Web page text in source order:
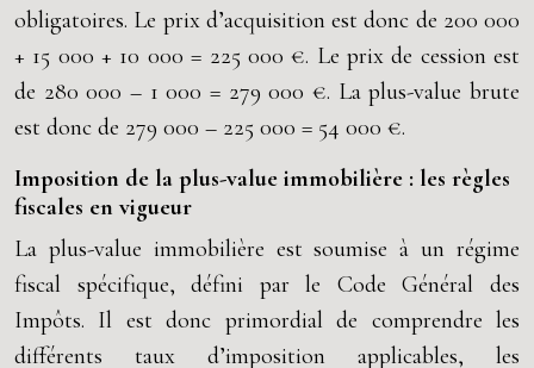
obligatoires. Le prix d’acquisition est donc de 200 000
+ 15 000 + 10 000 = 225 000 €. Le prix de cession est
de 280 000 – 1 000 = 279 000 €. La plus-value brute
est donc de 279 000 – 225 000 = 54 000 €.
Imposition de la plus-value immobilière : les règles
fiscales en vigueur
La plus-value immobilière est soumise à un régime
fiscal spécifique, défini par le Code Général des
Impôts. Il est donc primordial de comprendre les
différents taux d’imposition applicables, les